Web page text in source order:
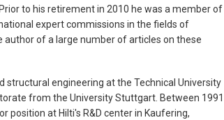
to his retirement in 2010 he was a member of
expert commissions in the fields of
of a large number of articles on these
structural engineering at the Technical University
from the University Stuttgart. Between 1991
position at Hilti's R&D center in Kaufering,